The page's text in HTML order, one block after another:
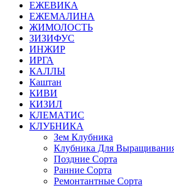
ЕЖЕВИКА
ЕЖЕМАЛИНА
ЖИМОЛОСТЬ
ЗИЗИФУС
ИНЖИР
ИРГА
КАЛЛЫ
Каштан
КИВИ
КИЗИЛ
КЛЕМАТИС
КЛУБНИКА
Зем Клубника
Клубника Для
Поздние Сорта
Ранние Сорта
Ремонтантные Сорта